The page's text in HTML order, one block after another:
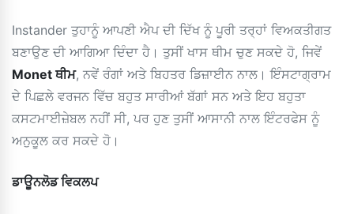
Instander ਤੁਹਾਨੂੰ ਆਪਣੀ ਐਪ ਦੀ ਦਿੱਖ ਨੂੰ ਪੂਰੀ ਤਰ੍ਹਾਂ ਵਿਅਕਤੀਗਤ
ਬਣਾਉਣ ਦੀ ਆਗਿਆ ਦਿੰਦਾ ਹੈ। ਤੁਸੀਂ ਖਾਸ ਥੀਮ ਚੁਣ ਸਕਦੇ ਹੋ, ਜਿਵੇਂ
Monet ਥੀਮ, ਨਵੇਂ ਰੰਗਾਂ ਅਤੇ ਬਿਹਤਰ ਡਿਜ਼ਾਈਨ ਨਾਲ। ਇੰਸਟਾਗ੍ਰਾਮ
ਦੇ ਪਿਛਲੇ ਵਰਜਨ ਵਿੱਚ ਬਹੁਤ ਸਾਰੀਆਂ ਬੱਗਾਂ ਸਨ ਅਤੇ ਇਹ ਬਹੁਤਾ
ਕਸਟਮਾਈਜ਼ੇਬਲ ਨਹੀਂ ਸੀ, ਪਰ ਹੁਣ ਤੁਸੀਂ ਆਸਾਨੀ ਨਾਲ ਇੰਟਰਫੇਸ ਨੂੰ
ਅਨੁਕੂਲ ਕਰ ਸਕਦੇ ਹੋ।
ਡਾਊਨਲੋਡ ਵਿਕਲਪ